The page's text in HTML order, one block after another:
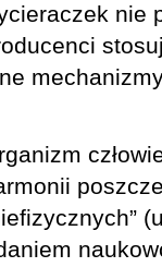
nie